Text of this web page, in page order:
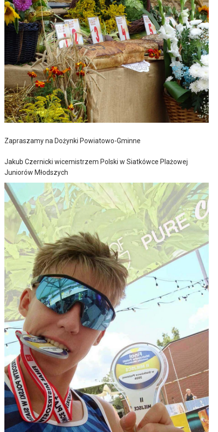
Zapraszamy na Dożynki Powiatowo-Gminne
Jakub Czernicki wicemistrzem Polski w Siatkówce Plażowej
Juniorów Młodszych